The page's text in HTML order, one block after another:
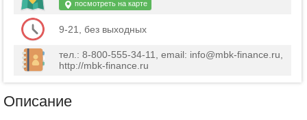
посмотреть на карте
9-21, без выходных
тел.: 8-800-555-34-11, email: info@mbk-finance.ru,
http://mbk-finance.ru
Описание